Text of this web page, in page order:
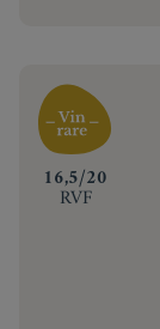
‍16,5/20
RVF